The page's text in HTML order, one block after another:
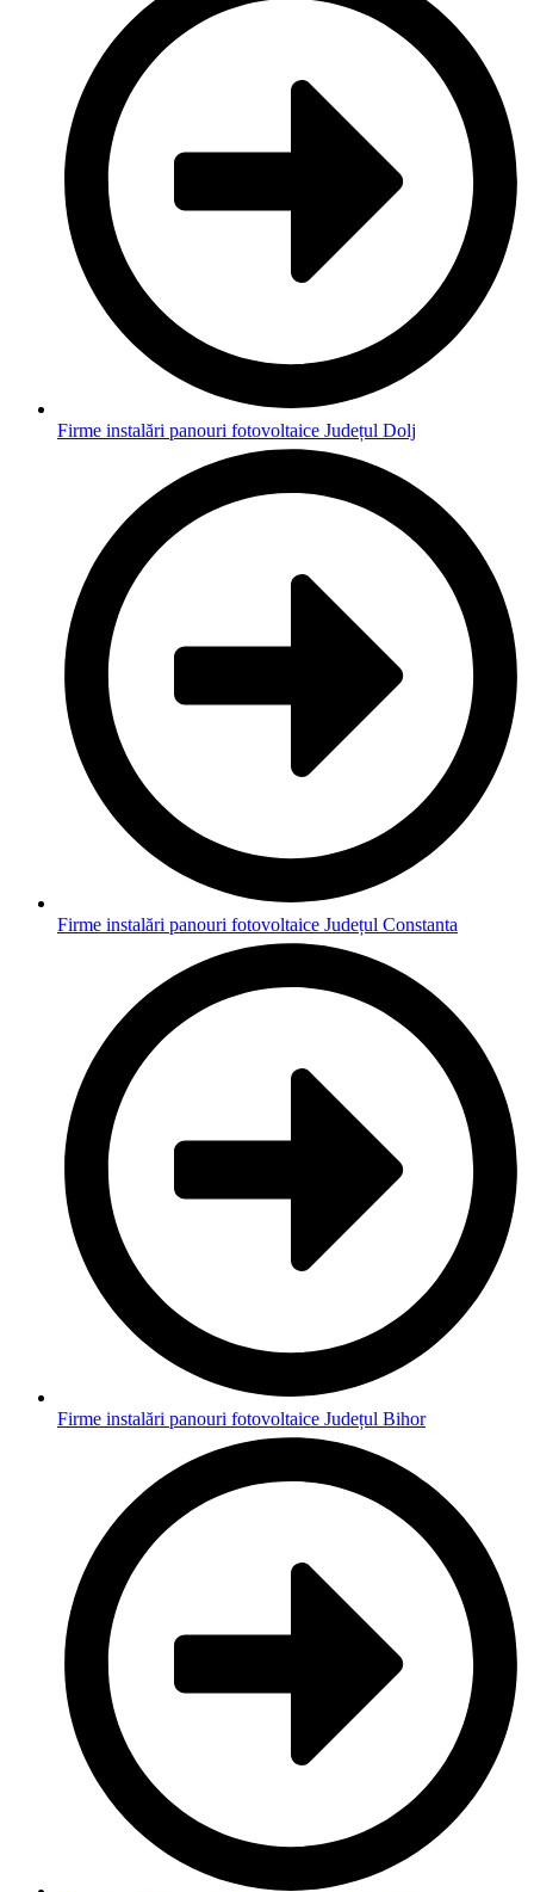
Firme instalări panouri fotovoltaice Județul Dolj
Firme instalări panouri fotovoltaice Județul Constanta
Firme instalări panouri fotovoltaice Județul Bihor